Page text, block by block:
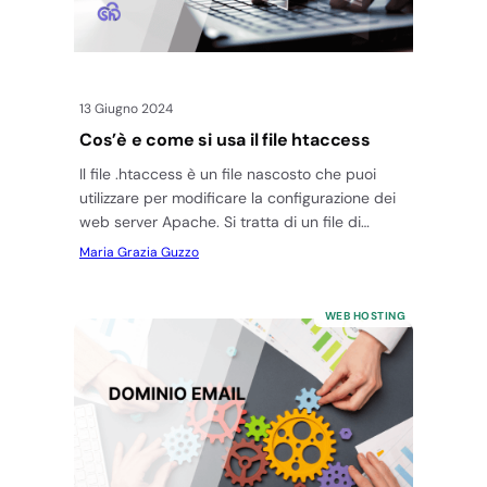
13 Giugno 2024
Cos’è e come si usa il file htaccess
Il file .htaccess è un file nascosto che puoi
utilizzare per modificare la configurazione dei
web server Apache. Si tratta di un file di
testo…
Maria Grazia Guzzo
WEB HOSTING